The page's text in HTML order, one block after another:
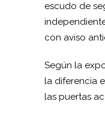
escudo de
con aviso
Según la
la diferencia
las puertas